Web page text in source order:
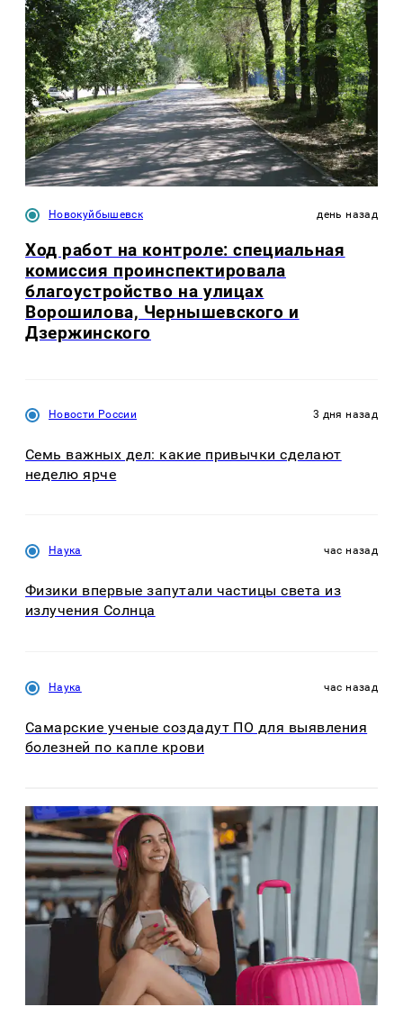
Новокуйбышевск день назад
Ход работ на контроле: специальная
комиссия проинспектировала
благоустройство на улицах
Ворошилова, Чернышевского и
Дзержинского
Новости России 3 дня назад
Семь важных дел: какие привычки сделают
неделю ярче
Наука час назад
Физики впервые запутали частицы света из
излучения Солнца
Наука час назад
Самарские ученые создадут ПО для выявления
болезней по капле крови